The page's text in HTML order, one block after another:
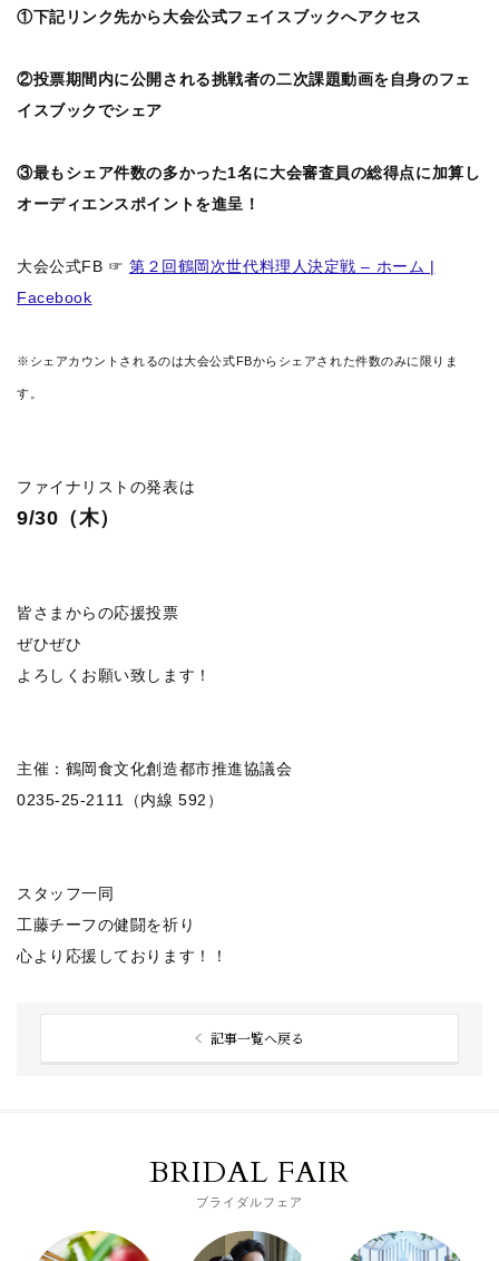
①下記リンク先から大会公式フェイスブックへアクセス
②投票期間内に公開される挑戦者の二次課題動画を自身のフェ
イスブックでシェア
③最もシェア件数の多かった1名に大会審査員の総得点に加算し
オーディエンスポイントを進呈！
大会公式FB ☞第２回鶴岡次世代料理人決定戦 – ホーム |
Facebook
※シェアカウントされるのは大会公式FBからシェアされた件数のみに限りま
す。
ファイナリストの発表は
9/30（木）
皆さまからの応援投票
ぜひぜひ
よろしくお願い致します！
主催：鶴岡食文化創造都市推進協議会
0235-25-2111（内線 592）
スタッフ一同
工藤チーフの健闘を祈り
心より応援しております！！
記事一覧へ戻る
BRIDAL FAIR
ブライダルフェア